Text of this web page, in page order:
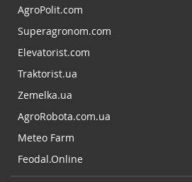
AgroPolit.com
Superagronom.com
Elevatorist.com
Traktorist.ua
Zemelka.ua
AgroRobota.com.ua
Meteo Farm
Feodal.Online